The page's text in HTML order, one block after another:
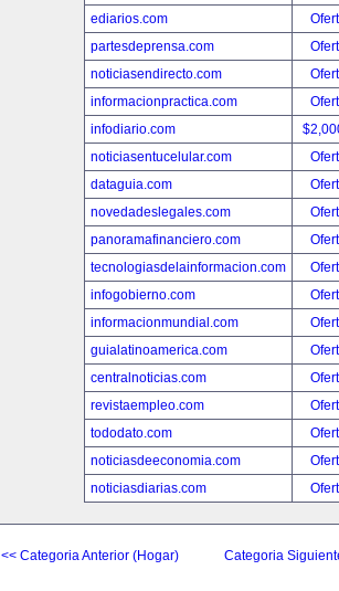
ediarios.com
partesdeprensa.com
noticiasendirecto.com
informacionpractica.com
infodiario.com
noticiasentucelular.com
dataguia.com
novedadeslegales.com
panoramafinanciero.com
tecnologiasdelainformacion.com
infogobierno.com
informacionmundial.com
guialatinoamerica.com
centralnoticias.com
revistaempleo.com
tododato.com
noticiasdeeconomia.com
noticiasdiarias.com
<< Categoria Anterior (Hogar) Categoria